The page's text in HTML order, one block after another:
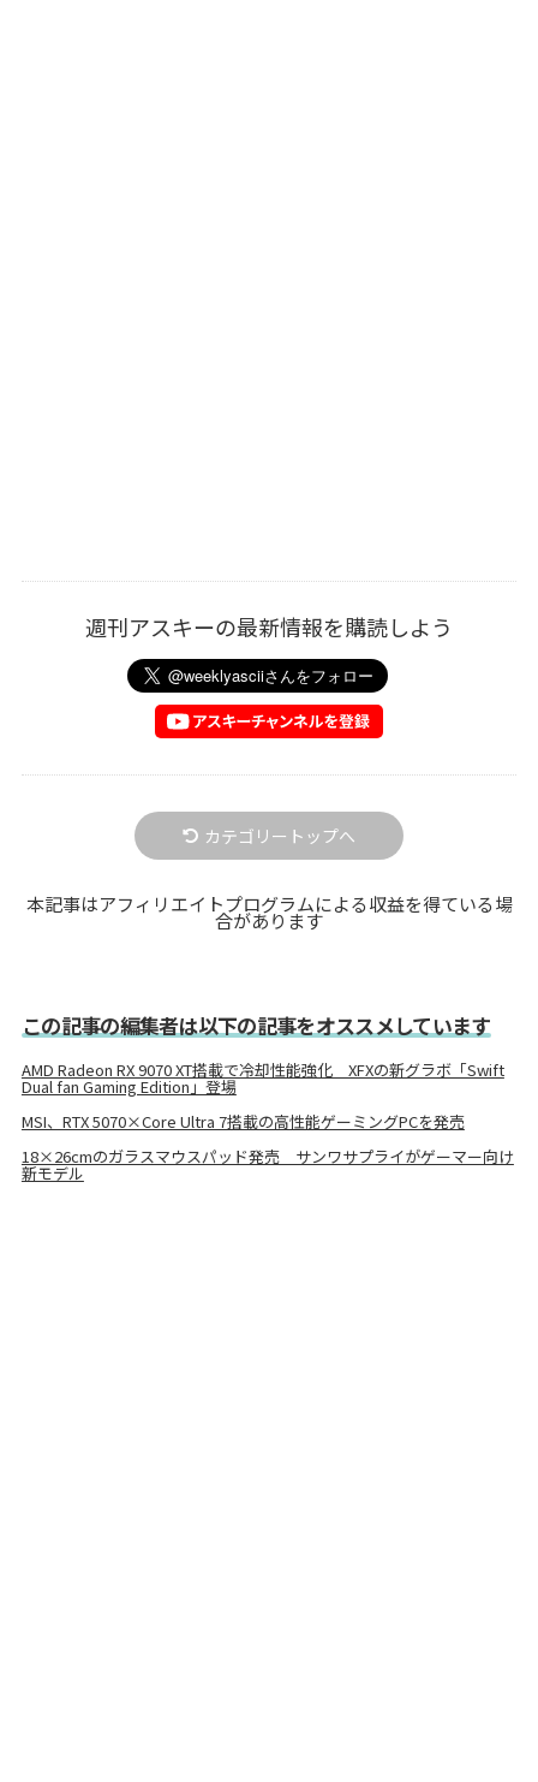
週刊アスキーの最新情報を購読しよう
カテゴリートップへ
本記事はアフィリエイトプログラムによる収益を得ている場
合があります
この記事の編集者は以下の記事をオススメしています
AMD Radeon RX 9070 XT搭載で冷却性能強化 XFXの新グラボ「Swift
Dual fan Gaming Edition」登場
MSI、RTX 5070×Core Ultra 7搭載の高性能ゲーミングPCを発売
18×26cmのガラスマウスパッド発売 サンワサプライがゲーマー向け
新モデル